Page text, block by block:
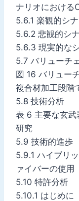
ナリオにおける
5.6.1 楽観的シ
5.6.2 悲観的シ
5.6.3 現実的な
5.7 バリューチ
図 16 バリュー
複合材加工段階
5.8 技術分析
表 6 主要な玄武
研究
5.9 技術的進歩
5.9.1 ハイブリ
ァイバーの使用
5.10 特許分析
5.10.1 はじめに